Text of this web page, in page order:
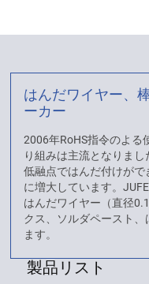
はんだワイヤー、
ーカー
2006年RoHS指令のよる
り組みは主流となりま
低融点ではんだ付けが
に増大しています。
はんだワイヤー（直径
クス、ソルダペースト
ます。
製品リスト